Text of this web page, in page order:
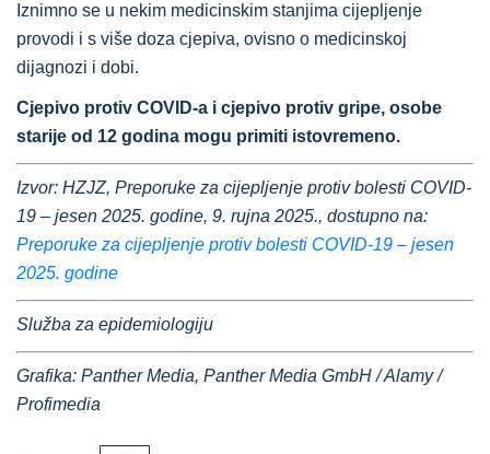
Iznimno se u nekim medicinskim stanjima cijepljenje
provodi i s više doza cjepiva, ovisno o medicinskoj
dijagnozi i dobi.
Cjepivo protiv COVID-a i cjepivo protiv gripe, osobe
starije od 12 godina mogu primiti istovremeno.
Izvor: HZJZ, Preporuke za cijepljenje protiv bolesti COVID-
19 – jesen 2025. godine, 9. rujna 2025., dostupno na:
Preporuke za cijepljenje protiv bolesti COVID-19 – jesen
2025. godine
Služba za epidemiologiju
Grafika: Panther Media, Panther Media GmbH / Alamy /
Profimedia